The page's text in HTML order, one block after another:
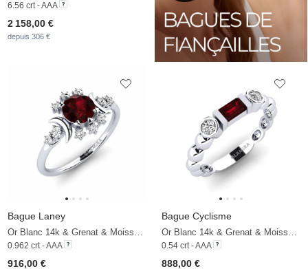
6.56 crt - AAA
2 158,00 €
depuis 306 €
Bague Laney
0.962 crt - AAA
916,00 €
Bague Cyclisme
0.54 crt - AAA
888,00 €